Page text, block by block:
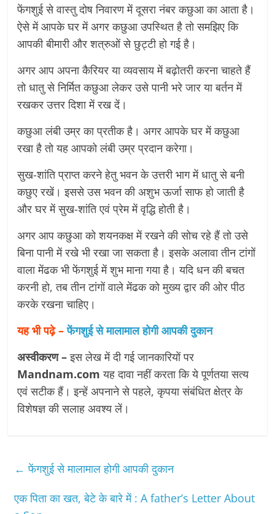
फेंगशुई से वास्तु दोष निवारण में दूसरा नंबर कछुआ का आता है।
ऐसे में आपके घर में अगर कछुआ उपस्थित है तो समझिए कि
आपकी बीमारी और शत्रुओं से छुट्टी हो गई है।
अगर आप अपना कैरियर या व्यवसाय में बढ़ोतरी करना चाहते हैं
तो धातु से निर्मित कछुआ लेकर उसे पानी भरे जार या बर्तन में
रखकर उत्तर दिशा में रख दें।
कछुआ लंबी उम्र का प्रतीक है। अगर आपके घर में कछुआ
रखा है तो यह आपको लंबी उम्र प्रदान करेगा।
सुख-शांति प्राप्त करने हेतु भवन के उत्तरी भाग में धातु से बनी
कछुए रखें। इससे उस भवन की अशुभ ऊर्जा साफ हो जाती है
और घर में सुख-शांति एवं प्रेम में वृद्धि होती है।
अगर आप कछुआ को शयनकक्ष में रखने की सोच रहे हैं तो उसे
बिना पानी में रखे भी रखा जा सकता है। इसके अलावा तीन टांगों
वाला मेंढक भी फेंगशुई में शुभ माना गया है। यदि धन की बचत
करनी हो, तब तीन टांगों वाले मेंढक को मुख्य द्वार की ओर पीठ
करके रखना चाहिए।
यह भी पढ़े – फेंगशुई से मालामाल होगी आपकी दुकान
अस्वीकरण –इस लेख में दी गई जानकारियों पर
Mandnam.comयह दावा नहीं करता कि ये पूर्णतया सत्य
एवं सटीक हैं। इन्हें अपनाने से पहले, कृपया संबंधित क्षेत्र के
विशेषज्ञ की सलाह अवश्य लें।
← फेंगशुई से मालामाल होगी आपकी दुकान
एक पिता का खत, बेटे के बारे में : A father’s Letter About